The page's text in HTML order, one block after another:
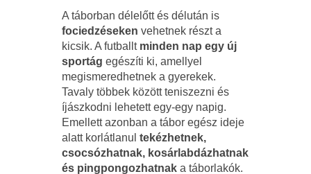
A táborban délelőtt és délután is
fociedzéseken vehetnek részt a
kicsik. A futballt minden nap egy új
sportág egészíti ki, amellyel
megismeredhetnek a gyerekek.
Tavaly többek között teniszezni és
íjászkodni lehetett egy-egy napig.
Emellett azonban a tábor egész ideje
alatt korlátlanul tekézhetnek,
csocsózhatnak, kosárlabdázhatnak
és pingpongozhatnak a táborlakók.